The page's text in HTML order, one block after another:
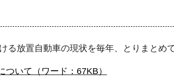
放置自動車の現状を毎年、とりまとめて
いて（ワード：67KB）